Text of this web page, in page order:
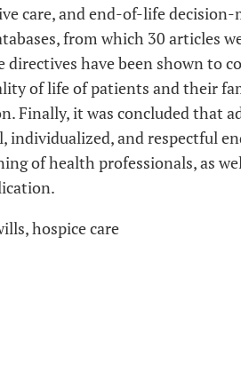
care, and end-of-life
from which 30 articles
directives have been shown to
of life of patients and their
Finally, it was concluded that
individualized, and respectful
of health professionals, as
hospice care